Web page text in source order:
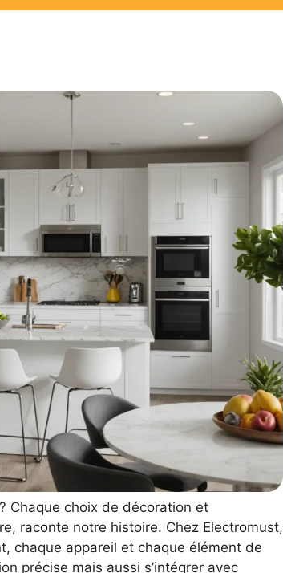
Chaque choix de décoration et
raconte notre histoire. Chez Electromust,
chaque appareil et chaque élément de
précise mais aussi s’intégrer avec